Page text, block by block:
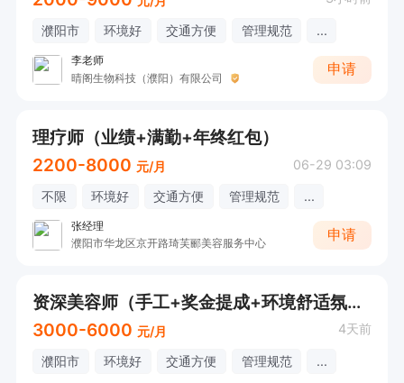
濮阳市 环境好 交通方便 管理规范 ...
李老师
晴阁生物科技（濮阳）有限公司
申请
理疗师（业绩+满勤+年终红包）
2200-8000 元/月 06-29 03:09
不限 环境好 交通方便 管理规范 ...
张经理
濮阳市华龙区京开路琦芙郦美容服务中心
申请
资深美容师（手工+奖金提成+环境舒适氛围好+带薪培训）
3000-6000 元/月 4天前
濮阳市 环境好 交通方便 管理规范 ...